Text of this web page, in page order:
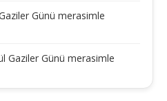
Günü merasimle
Gaziler Günü merasimle